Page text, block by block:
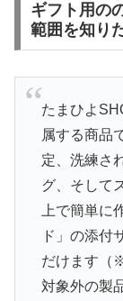
ギフト用の
範囲を知り
たまひよ
属する商品
定、洗練さ
グ、そして
上で簡単に
ド」の添付
だけます（
対象外の製